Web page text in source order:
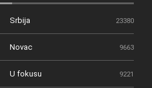
Srbija 23380
Novac 9663
U fokusu 9221